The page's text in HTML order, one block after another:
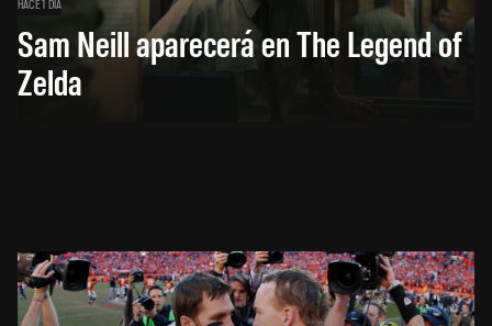
HACE 1 DÍA
Sam Neill aparecerá en The Legend of
Zelda